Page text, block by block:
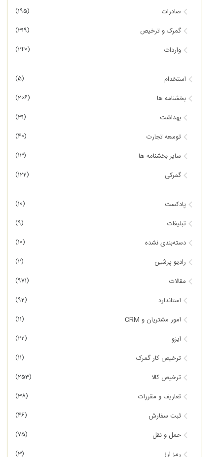
صادرات (195)
گمرک و ترخیص (319)
واردات (240)
استخدام (5)
بخشنامه ها (206)
بهداشت (31)
توسعه تجارت (40)
سایر بخشنامه ها (13)
گمرکی (122)
پادکست (10)
تبلیغات (9)
دسته‌بندی نشده (10)
رادیو پرشین (2)
مقالات (971)
استاندارد (92)
امور مشتریان و CRM (11)
ایزو (22)
ترخیص کار گمرک (11)
ترخیص کالا (253)
تعاریف و مقررات (38)
ثبت سفارش (46)
حمل و نقل (75)
رمز ارز (3)